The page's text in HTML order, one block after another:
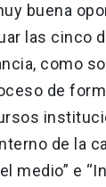
buena
las cinco
como
de
de la
medio” e